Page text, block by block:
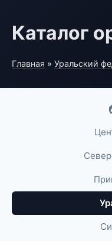
Каталог
Главная » Уральский